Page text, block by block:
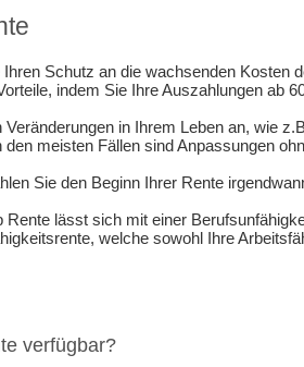
Schutz an die wachsenden Kosten
indem Sie Ihre Auszahlungen ab
in Ihrem Leben an, wie
meisten Fällen sind Anpassungen
Sie den Beginn Ihrer Rente
Rente lässt sich mit einer
welche sowohl Ihre
verfügbar?